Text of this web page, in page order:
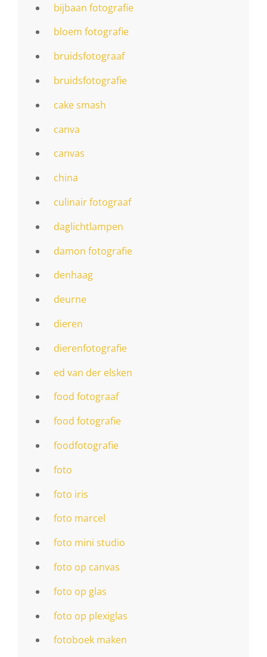
bijbaan fotografie
bloem fotografie
bruidsfotograaf
bruidsfotografie
cake smash
canva
canvas
china
culinair fotograaf
daglichtlampen
damon fotografie
denhaag
deurne
dieren
dierenfotografie
ed van der elsken
food fotograaf
food fotografie
foodfotografie
foto
foto iris
foto marcel
foto mini studio
foto op canvas
foto op glas
foto op plexiglas
fotoboek maken